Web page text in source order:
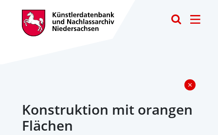
Konstruktion mit orangen
Flächen